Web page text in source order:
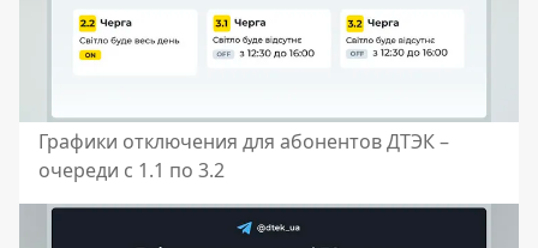
Графики отключения для абонентов ДТЭК –
очереди с 1.1 по 3.2